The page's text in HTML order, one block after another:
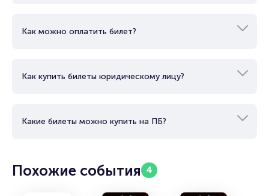
Как можно оплатить билет?
Как купить билеты юридическому лицу?
Какие билеты можно купить на ПБ?
Похожие события 4